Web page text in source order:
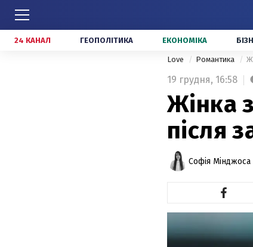
24 КАНАЛ ГЕОПОЛІТИКА ЕКОНОМІКА
Love Романтика
19 грудня, 16:58
Жінка
після
Софія Мінджоса